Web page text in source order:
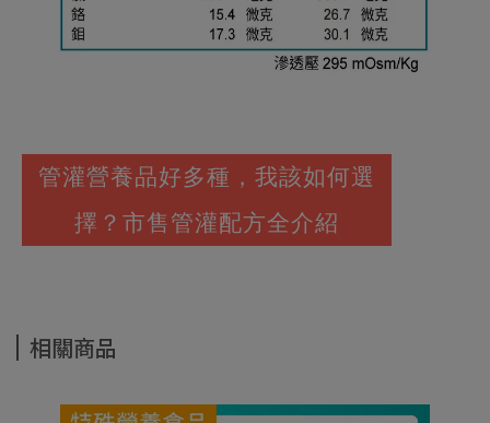
管灌營養品好多種，我該如何選
擇？市售管灌配方全介紹
相關商品